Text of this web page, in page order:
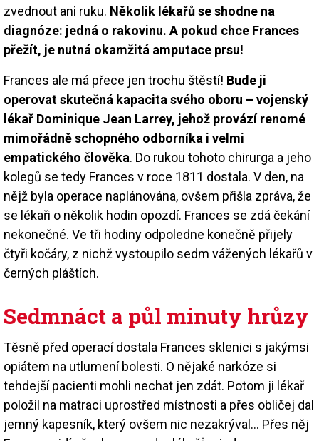
zvednout ani ruku. Několik lékařů se shodne na
diagnóze: jedná o rakovinu. A pokud chce Frances
přežít, je nutná okamžitá amputace prsu!
Frances ale má přece jen trochu štěstí! Bude ji
operovat skutečná kapacita svého oboru – vojenský
lékař Dominique Jean Larrey, jehož provází renomé
mimořádně schopného odborníka i velmi
empatického člověka. Do rukou tohoto chirurga a jeho
kolegů se tedy Frances v roce 1811 dostala. V den, na
nějž byla operace naplánována, ovšem přišla zpráva, že
se lékaři o několik hodin opozdí. Frances se zdá čekání
nekonečné. Ve tři hodiny odpoledne konečně přijely
čtyři kočáry, z nichž vystoupilo sedm vážených lékařů v
černých pláštích.
Sedmnáct a půl minuty hrůzy
Těsně před operací dostala Frances sklenici s jakýmsi
opiátem na utlumení bolesti. O nějaké narkóze si
tehdejší pacienti mohli nechat jen zdát. Potom ji lékař
položil na matraci uprostřed místnosti a přes obličej dal
jemný kapesník, který ovšem nic nezakrýval… Přes něj